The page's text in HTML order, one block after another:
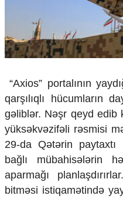
Çarpaz baxış
Təhlil
Siyasi
İqtisadi
Sosioloji
Araşdırma
Multimedia
Foto
Video
İnfoqrafika
Podcast
“Axios” portalının
qarşılıqlı hücumların
gəliblər. Nəşr qeyd edib
yüksəkvəzifəli rəsmisi
29-da Qətərin
bağlı mübahisələrin
aparmağı
bitməsi istiqamətində